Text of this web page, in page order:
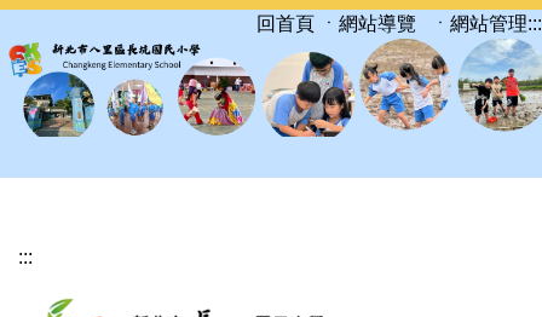
到
主
要
內
:::
回首頁
ㆍ網站導覽 ㆍ網站管理
:::